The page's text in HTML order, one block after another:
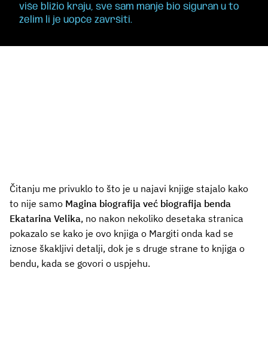
više bližio kraju, sve sam manje bio siguran u to
želim li je uopće završiti.
Čitanju me privuklo to što je u najavi knjige stajalo kako
to nije samo Magina biografija već biografija benda
Ekatarina Velika, no nakon nekoliko desetaka stranica
pokazalo se kako je ovo knjiga o Margiti onda kad se
iznose škakljivi detalji, dok je s druge strane to knjiga o
bendu, kada se govori o uspjehu.